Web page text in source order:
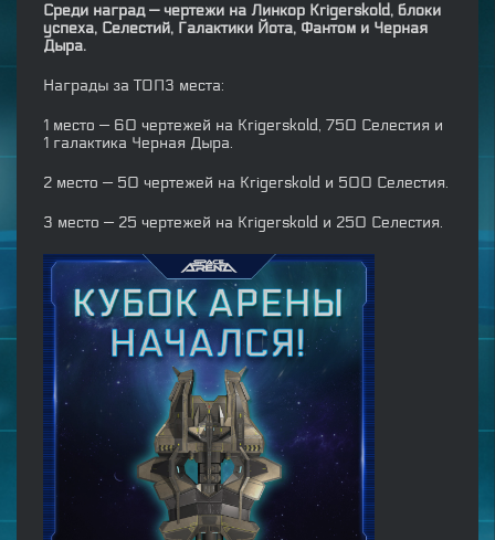
Среди наград — чертежи на Линкор Krigerskold, блоки
успеха, Селестий, Галактики Йота, Фантом и Черная
Дыра.
Награды за ТОП3 места:
1 место — 60 чертежей на Krigerskold, 750 Селестия и
1 галактика Черная Дыра.
2 место — 50 чертежей на Krigerskold и 500 Селестия.
3 место — 25 чертежей на Krigerskold и 250 Селестия.